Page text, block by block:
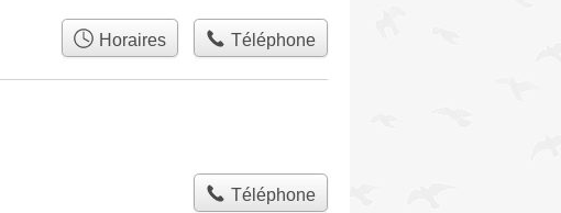
Horaires Téléphone
Téléphone